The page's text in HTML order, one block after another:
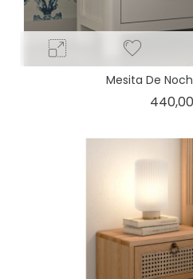
Mesita De